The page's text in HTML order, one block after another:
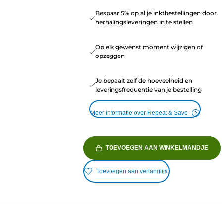
Bespaar 5% op al je inktbestellingen door
herhalingsleveringen in te stellen
Op elk gewenst moment wijzigen of
opzeggen
Je bepaalt zelf de hoeveelheid en
leveringsfrequentie van je bestelling
Meer informatie over Repeat & Save
TOEVOEGEN AAN WINKELMANDJE
Toevoegen aan verlanglijst